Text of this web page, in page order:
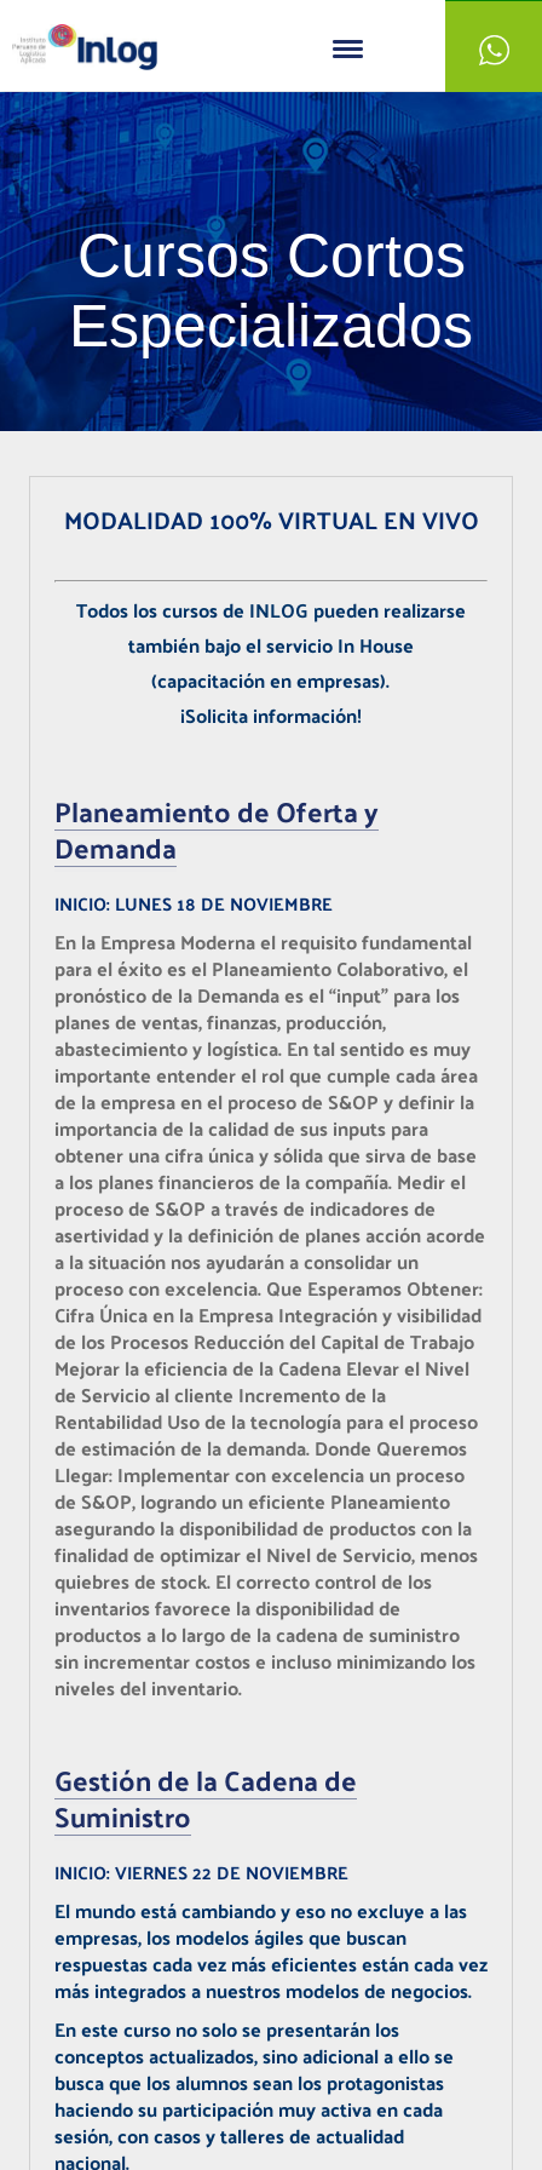
Cursos Cortos
Especializados
MODALIDAD 100% VIRTUAL EN VIVO
Todos los cursos de INLOG pueden realizarse
también bajo el servicio In House
(capacitación en empresas).
¡Solicita información!
Planeamiento de Oferta y
Demanda
INICIO:LUNES 18 DE NOVIEMBRE
En la Empresa Moderna el requisito fundamental
para el éxito es el Planeamiento Colaborativo, el
pronóstico de la Demanda es el “input” para los
planes de ventas, finanzas, producción,
abastecimiento y logística. En tal sentido es muy
importante entender el rol que cumple cada área
de la empresa en el proceso de S&OP y definir la
importancia de la calidad de sus inputs para
obtener una cifra única y sólida que sirva de base
a los planes financieros de la compañía. Medir el
proceso de S&OP a través de indicadores de
asertividad y la definición de planes acción acorde
a la situación nos ayudarán a consolidar un
proceso con excelencia.Que Esperamos Obtener:
Cifra Única en la Empresa Integración y visibilidad
de los Procesos Reducción del Capital de Trabajo
Mejorar la eficiencia de la Cadena Elevar el Nivel
de Servicio al cliente Incremento de la
Rentabilidad Uso de la tecnología para el proceso
de estimación de la demanda.Donde Queremos
Llegar:Implementar con excelencia un proceso
de S&OP, logrando un eficiente Planeamiento
asegurando la disponibilidad de productos con la
finalidad de optimizar el Nivel de Servicio, menos
quiebres de stock. El correcto control de los
inventarios favorece la disponibilidad de
productos a lo largo de la cadena de suministro
sin incrementar costos e incluso minimizando los
niveles del inventario.
Gestión de la Cadena de
Suministro
INICIO:VIERNES 22 DE NOVIEMBRE
El mundo está cambiando y eso no excluye a las
empresas, los modelos ágiles que buscan
respuestas cada vez más eficientes están cada vez
más integrados a nuestros modelos de negocios.
En este curso no solo se presentarán los
conceptos actualizados, sino adicional a ello se
busca que los alumnos sean los protagonistas
haciendo su participación muy activa en cada
sesión, con casos y talleres de actualidad
nacional.